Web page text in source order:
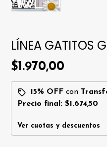
LÍNEA GATITOS
$1.970,00
15% OFF con
Precio final:$1.674,50
Ver cuotas y descuentos